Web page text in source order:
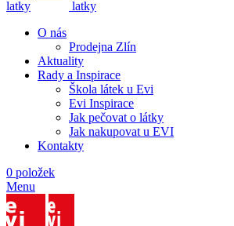
O nás
Prodejna Zlín
Aktuality
Rady a Inspirace
Škola látek u Evi
Evi Inspirace
Jak pečovat o látky
Jak nakupovat u EVI
Kontakty
0 položek
Menu